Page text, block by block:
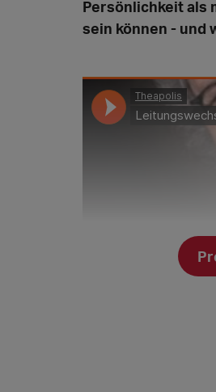
Persönlichkeit als
sein können - und